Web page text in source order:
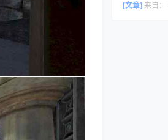
[文章] 来自：